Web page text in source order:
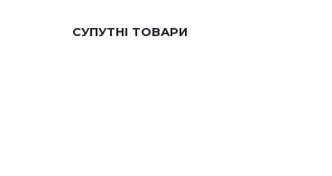
СУПУТНІ ТОВАРИ